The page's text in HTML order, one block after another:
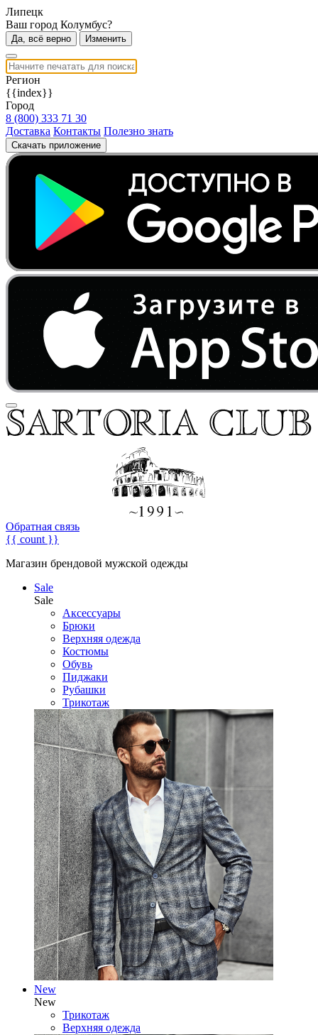
Липецк
Ваш город Колумбус?
Да, всё верно Изменить
Регион
{{index}}
Город
8 (800) 333 71 30
Доставка Контакты Полезно знать
Скачать приложение
Обратная связь
{{ count }}
Магазин брендовой мужской одежды
Sale
Sale
Аксессуары
Брюки
Верхняя одежда
Костюмы
Обувь
Пиджаки
Рубашки
Трикотаж
New
New
Трикотаж
Верхняя одежда